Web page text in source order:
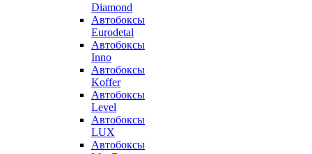
Diamond
Автобоксы
Eurodetal
Автобоксы
Inno
Автобоксы
Koffer
Автобоксы
Level
Автобоксы
LUX
Автобоксы